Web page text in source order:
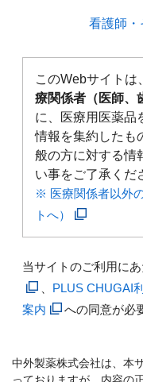
看護師・
このWebサイトは、
療関係者（医師、
に、医療用医薬品
情報を集約したも
般の方に対する情
い事をご了承くだ
※ 医療関係者以外
トへ）
当サイトのご利用にあ
PLUS CHUGAI
案内
への同意が必
中外製薬株式会社は、本
っておりますが、内容の